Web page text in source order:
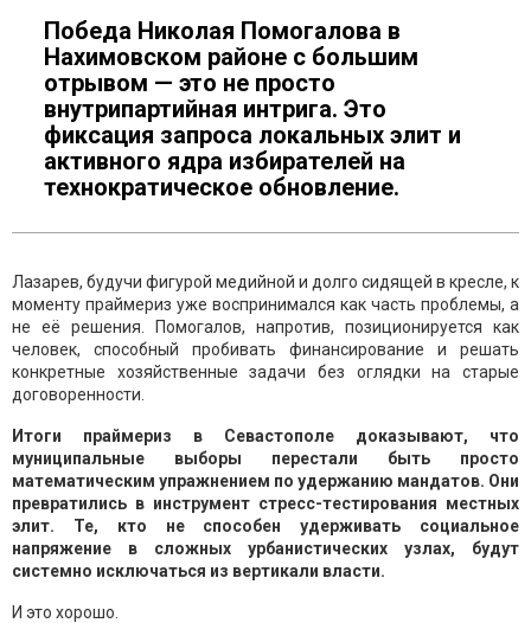
Победа Николая Помогалова в
Нахимовском районе с большим
отрывом — это не просто
внутрипартийная интрига. Это
фиксация запроса локальных элит и
активного ядра избирателей на
технократическое обновление.
Лазарев, будучи фигурой медийной и долго сидящей в кресле, к
моменту праймериз уже воспринимался как часть проблемы, а
не её решения. Помогалов, напротив, позиционируется как
человек, способный пробивать финансирование и решать
конкретные хозяйственные задачи без оглядки на старые
договоренности.
Итоги праймериз в Севастополе доказывают, что
муниципальные выборы перестали быть просто
математическим упражнением по удержанию мандатов. Они
превратились в инструмент стресс-тестирования местных
элит. Те, кто не способен удерживать социальное
напряжение в сложных урбанистических узлах, будут
системно исключаться из вертикали власти.
И это хорошо.